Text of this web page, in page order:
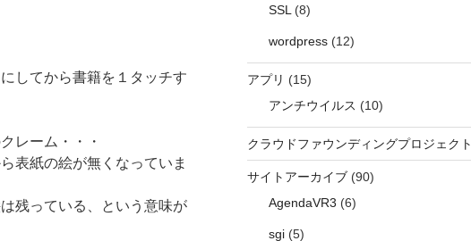
してから書籍を１タッチす
レーム・・・
表紙の絵が無くなっていま
残っている、という意味が
SSL (8)
wordpress(12)
アプリ (15)
アンチウイルス (10)
クラウドファウンディングプロジェクト
サイトアーカイブ(90)
AgendaVR3 (6)
sgi(5)